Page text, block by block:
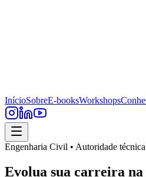
InícioSobreE-booksWorkshops
Engenharia Civil • Autoridade técnica
Evolua sua carreira